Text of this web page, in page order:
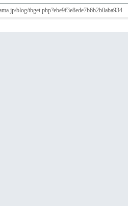
blog/tbget.php?ebe9f3e8ede7b6b2b0aba934